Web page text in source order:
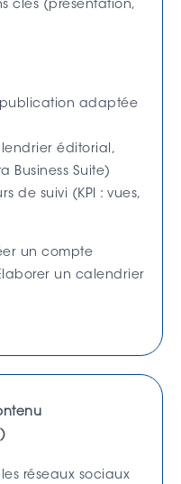
clés (présentation,
adaptée
éditorial,
Business Suite)
de suivi (KPI : vues,
un compte
un calendrier
réseaux sociaux